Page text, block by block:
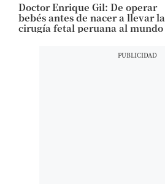
Doctor Enrique Gil: De operar
bebés antes de nacer a llevar la
cirugía fetal peruana al mundo